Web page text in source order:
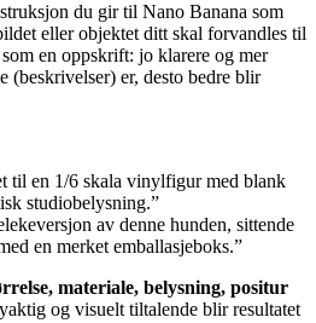
du gir til Nano Banana som
eller objektet ditt skal forvandles til
en oppskrift: jo klarere og mer
(beskrivelser) er, desto bedre blir
til en 1/6 skala vinylfigur med blank
studiobelysning.”
av denne hunden, sittende
en merket emballasjeboks.”
materiale, belysning, positur
og visuelt tiltalende blir resultatet